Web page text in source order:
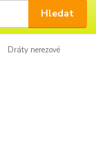
Hledat
Dráty nerezové